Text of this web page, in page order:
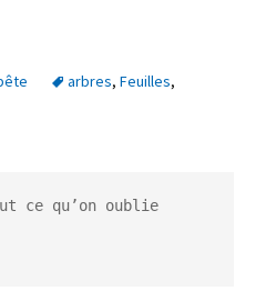
arbres, Feuilles,
ce qu’on oublie